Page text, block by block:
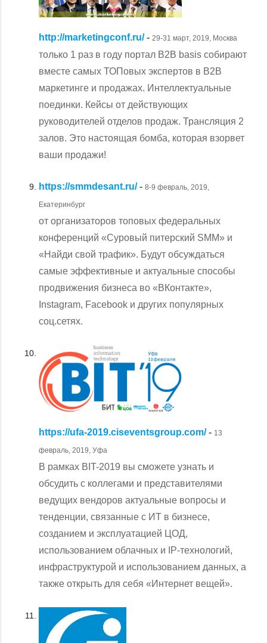
http://marketingconf.ru/- 29-31 март, 2019, Москва
только 1 раз в году портал B2B basis собирают
вместе самых ТОПовых экспертов в B2B
маркетинге и продажах. Интеллектуальные
поединки. Кейсы от действующих
руководителей отделов продаж. Трансляция 2
залов. Это настоящая бомба, которая взорвет
ваши продажи!
https://smmdesant.ru/- 8-9 февраль, 2019,
Екатеринбург
от организаторов топовых федеральных
конференций «Суровый питерский SMM» и
«Найди свой трафик». Будут обсуждаться
самые эффективные и актуальные способы
продвижения бизнеса во «ВКонтакте»,
Instagram, Facebook и других популярных
соц.сетях.
https://ufa-2019.ciseventsgroup.com/ - 13
февраль, 2019, Уфа
В рамках BIT-2019 вы сможете узнать и
обсудить с коллегами и представителями
ведущих вендоров актуальные вопросы и
тенденции, связанные с ИТ в бизнесе,
созданием и эксплуатацией ЦОД,
использованием облачных и IP-технологий,
инфраструктурой и использованием данных, а
также открыть для себя «Интернет вещей».